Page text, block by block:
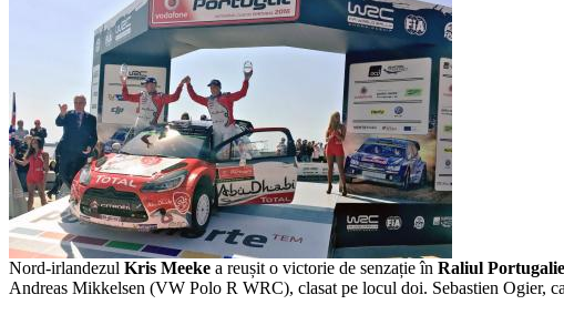
Nord-irlandezul Kris Meeke a reușit o victorie de senzație în Raliul
Andreas Mikkelsen (VW Polo R WRC), clasat pe locul doi. Sebastien Ogier,